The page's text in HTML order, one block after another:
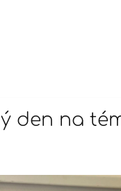
den na